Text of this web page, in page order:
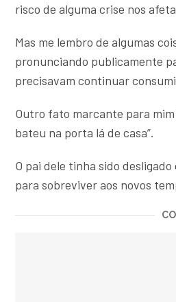
risco de alguma crise nos
Mas me lembro de algumas
pronunciando publicamente
precisavam continuar
Outro fato marcante para
bateu na porta lá de casa”.
O pai dele tinha sido
para sobreviver aos novos